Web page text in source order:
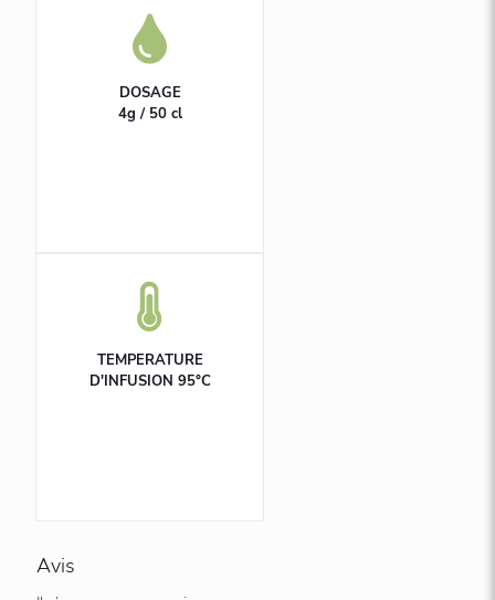
DOSAGE
4g / 50 cl
TEMPERATURE
D'INFUSION 95°C
Avis